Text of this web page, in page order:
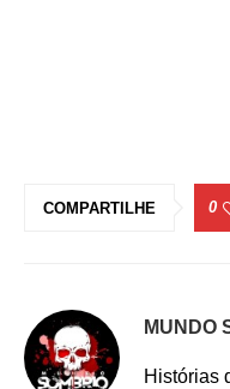
COMPARTILHE 0
MUNDO
Histórias